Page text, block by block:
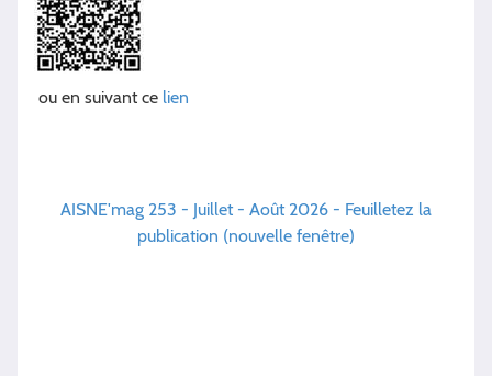
ou en suivant ce lien
AISNE'mag 253 - Juillet - Août 2026 - Feuilletez la
publication (nouvelle fenêtre)